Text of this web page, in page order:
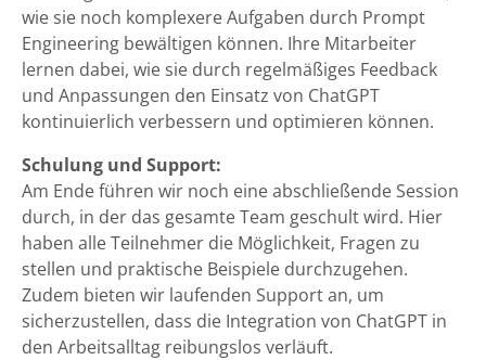
wie sie noch komplexere Aufgaben durch Prompt
Engineering bewältigen können. Ihre Mitarbeiter
lernen dabei, wie sie durch regelmäßiges Feedback
und Anpassungen den Einsatz von ChatGPT
kontinuierlich verbessern und optimieren können.
Schulung und Support:
Am Ende führen wir noch eine abschließende Session
durch, in der das gesamte Team geschult wird. Hier
haben alle Teilnehmer die Möglichkeit, Fragen zu
stellen und praktische Beispiele durchzugehen.
Zudem bieten wir laufenden Support an, um
sicherzustellen, dass die Integration von ChatGPT in
den Arbeitsalltag reibungslos verläuft.